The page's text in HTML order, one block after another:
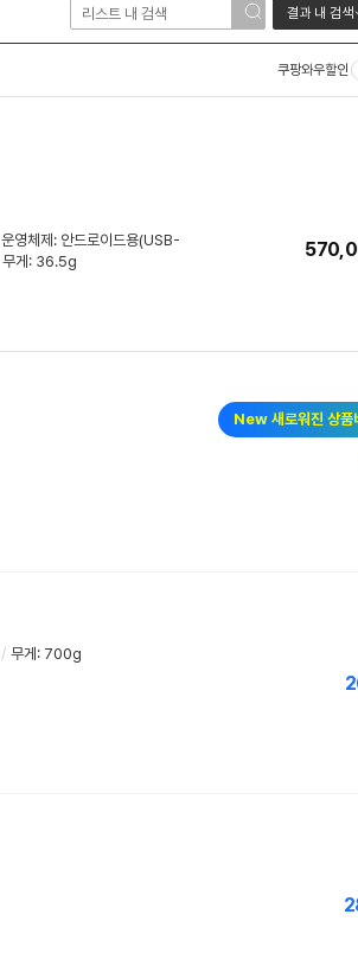
결과 내 검색
쿠팡와우할인
운영체제: 안드로이드용(USB-
무게: 36.5g
New 새로워진 상품
/ 무게: 700g